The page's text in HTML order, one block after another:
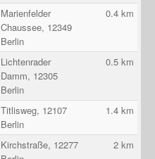
Marienfelder
Chaussee, 12349
Berlin
0.4 km
Lichtenrader
Damm, 12305
Berlin
0.5 km
Titlisweg, 12107
Berlin
1.4 km
Kirchstraße, 12277
2 km